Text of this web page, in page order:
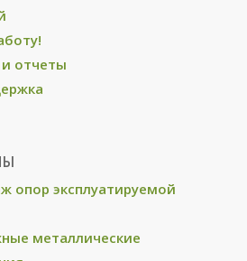
отчеты
опор эксплуатируемой
металлические